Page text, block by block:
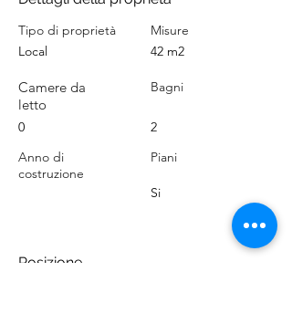
Tipo di proprietà
Local
Camere da
letto
0
Anno di
costruzione
Misure
42 m2
Bagni
2
Piani
Si
Posizione